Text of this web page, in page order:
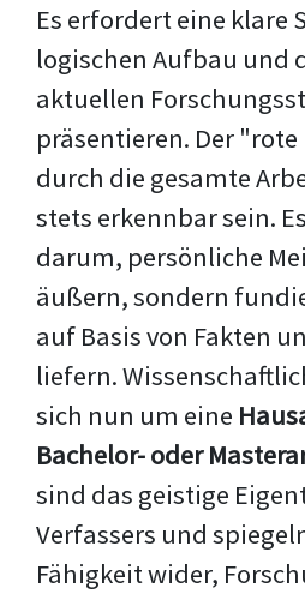
Es erfordert eine klare
logischen Aufbau und
aktuellen
präsentieren. Der "rote
durch die gesamte
stets erkennbar sein.
darum, persönliche
äußern, sondern
auf Basis von Fakten
liefern.
sich nun um eine
Bachelor- oder
sind das geistige
Verfassers und
Fähigkeit wider,